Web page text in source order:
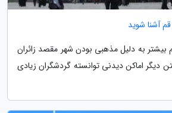
آشنا شوید
به دلیل مذهبی بودن شهر مقصد زائران
دیگر اماکن دیدنی توانسته گردشگران زیادی